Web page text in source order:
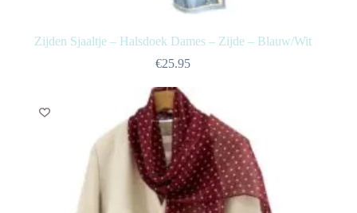
Zijden Sjaaltje – Halsdoek Dames – Zijde – Blauw/Wit
€25.95